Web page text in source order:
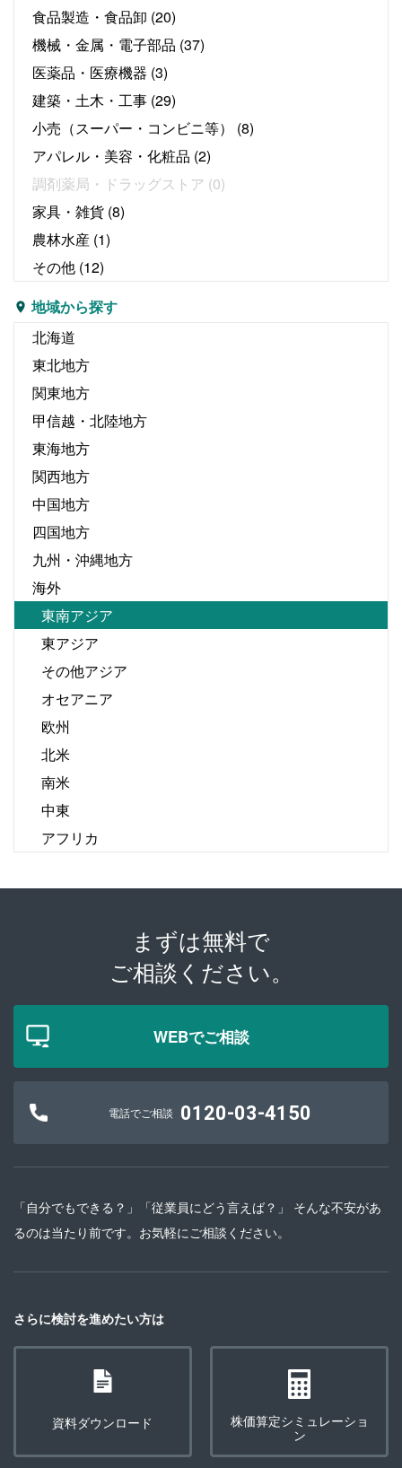
食品製造・食品卸 (20)
機械・金属・電子部品 (37)
医薬品・医療機器 (3)
建築・土木・工事 (29)
小売（スーパー・コンビニ等）
(8)
アパレル・美容・化粧品 (2)
調剤薬局・ドラッグストア (0)
家具・雑貨 (8)
農林水産 (1)
その他 (12)
地域から探す
北海道
東北地方
関東地方
甲信越・北陸地方
東海地方
関西地方
中国地方
四国地方
九州・沖縄地方
海外
東南アジア
東アジア
その他アジア
オセアニア
欧州
北米
南米
中東
アフリカ
まずは無料で
ご相談ください。
WEBでご相談
電話でご相談 0120-03-4150
「自分でもできる？」「従業員にどう言えば？」 そんな不安があ
るのは当たり前です。お気軽にご相談ください。
さらに検討を進めたい方は
資料ダウンロード
株価算定シミュレーショ
ン